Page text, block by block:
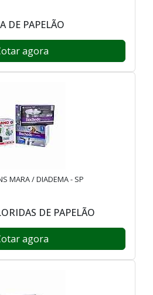
DE PAPELÃO
agora
MARA / DIADEMA - SP
DE PAPELÃO
agora